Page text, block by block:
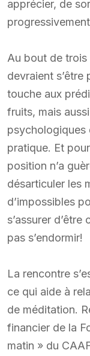
apprécier, de
Au bout de trois
devraient s’être
touche aux
fruits, mais
psychologiques
pratique. Et
position n’a
désarticuler les
d’impossibles
s’assurer
pas s’endormir!
La rencontre
ce qui aide à
de méditation.
financier de la
matin » du